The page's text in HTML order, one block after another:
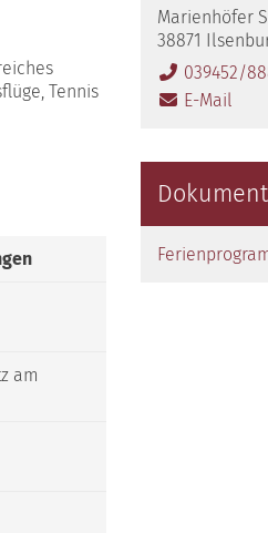
Tennis
am
Marienhöfer
38871
039452/
E-Mail